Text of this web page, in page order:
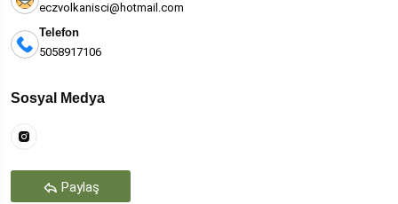
eczvolkanisci@hotmail.com
Telefon
5058917106
Sosyal Medya
Paylaş